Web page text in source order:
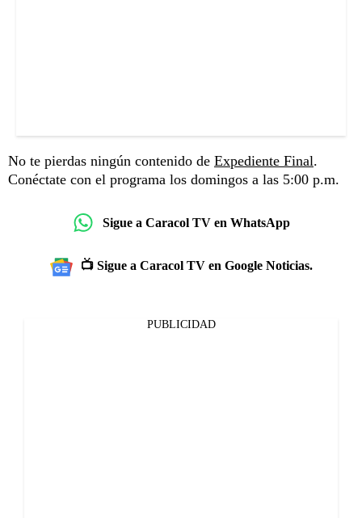
No te pierdas ningún contenido de Expediente Final.
Conéctate con el programa los domingos a las 5:00 p.m.
Sigue a Caracol TV en WhatsApp
📺 Sigue a Caracol TV en Google Noticias.
PUBLICIDAD